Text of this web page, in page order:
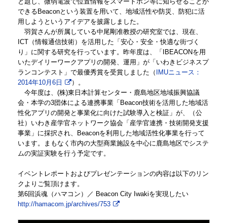
できるBeaconという装置を用いて、地域活性や防災、防犯に活
用しようというアイデアを披露しました。
羽賀さんが所属している中尾剛准教授の研究室では、 現在、
ICT（情報通信技術）を活用した「安心・安全・快適な街づく
り」に関する研究を行っています。昨年度は、「IBEACONを用
いたデイリーワークアプリの開発、運用」が「いわきビジネスプ
ランコンテスト」で最優秀賞を受賞しました（ IMUニュース：
2014年10月6日
）。
今年度は、(株)東日本計算センター・鹿島地区地域振興協議
会・本学の3団体による連携事業「Beacon技術を活用した地域活
性化アプリの開発と事業化に向けた試験導入と検証」が、（公
社）いわき産学官ネットワーク協会「産学官連携・技術開発支援
事業」に採択され、Beaconを利用した地域活性化事業を行って
います。まもなく市内の大型商業施設を中心に鹿島地区でシステ
ムの実証実験を行う予定です。
イベントレポートおよびプレゼンテーションの内容は以下のリン
クよりご覧頂けます。
第6回浜魂（ハマコン）／ Beacon City Iwakiを実現したい
http://hamacom.jp/archives/753